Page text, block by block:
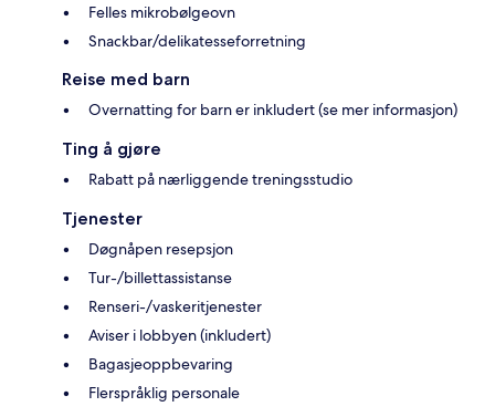
Felles mikrobølgeovn
Snackbar/delikatesseforretning
Reise med barn
Overnatting for barn er inkludert (se mer informasjon)
Ting å gjøre
Rabatt på nærliggende treningsstudio
Tjenester
Døgnåpen resepsjon
Tur-/billettassistanse
Renseri-/vaskeritjenester
Aviser i lobbyen (inkludert)
Bagasjeoppbevaring
Flerspråklig personale